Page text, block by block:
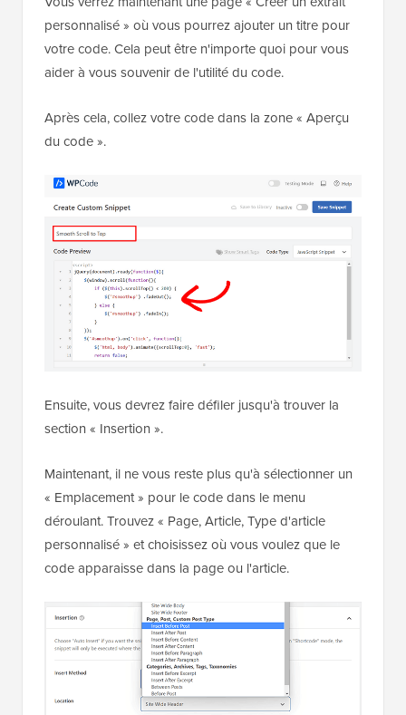
personnalisé » où vous pourrez ajouter un titre pour
votre code. Cela peut être n'importe quoi pour vous
aider à vous souvenir de l'utilité du code.
Après cela, collez votre code dans la zone « Aperçu
du code ».
Ensuite, vous devrez faire défiler jusqu'à trouver la
section « Insertion ».
Maintenant, il ne vous reste plus qu'à sélectionner un
« Emplacement » pour le code dans le menu
déroulant. Trouvez « Page, Article, Type d'article
personnalisé » et choisissez où vous voulez que le
code apparaisse dans la page ou l'article.